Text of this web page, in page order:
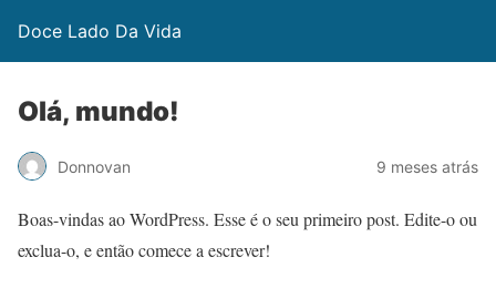
Doce Lado Da Vida
Olá, mundo!
Donnovan 9 meses atrás
Boas-vindas ao WordPress. Esse é o seu primeiro post. Edite-o ou
exclua-o, e então comece a escrever!